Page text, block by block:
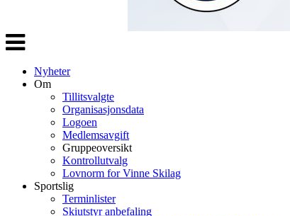
Veksle
navigasjon
Nyheter
Om
Tillitsvalgte
Organisasjonsdata
Logoen
Medlemsavgift
Gruppeoversikt
Kontrollutvalg
Lovnorm for Vinne Skilag
Sportslig
Terminlister
Skiutstyr anbefaling